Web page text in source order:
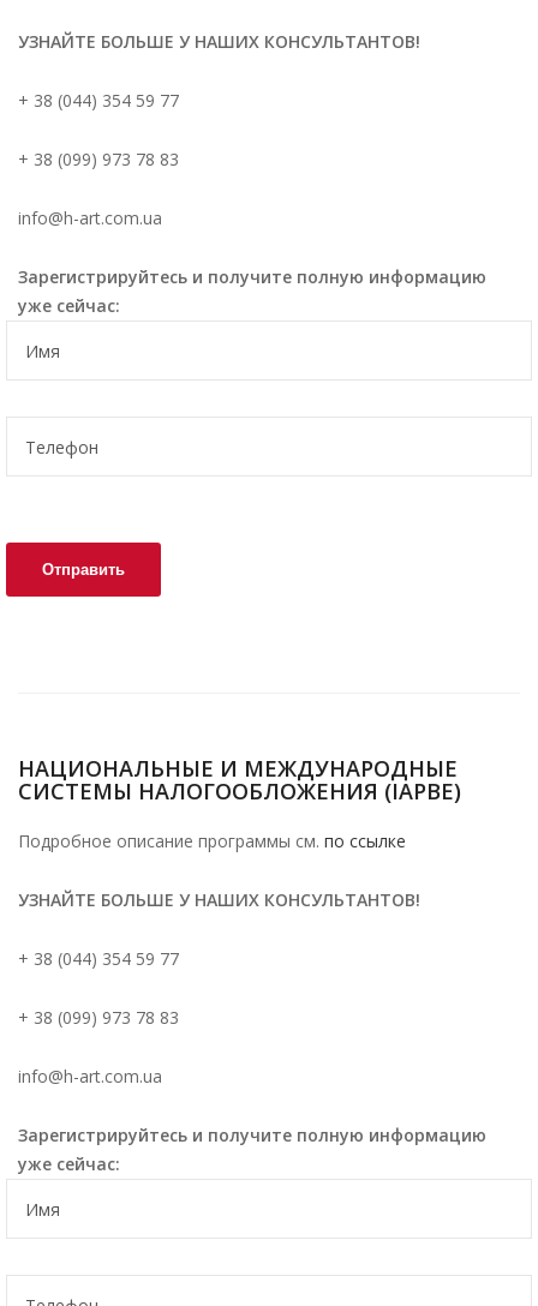
УЗНАЙТЕ БОЛЬШЕ У НАШИХ КОНСУЛЬТАНТОВ!
+ 38 (044) 354 59 77
+ 38 (099) 973 78 83
info@h-art.com.ua
Зарегистрируйтесь и получите полную информацию
уже сейчас:
НАЦИОНАЛЬНЫЕ И МЕЖДУНАРОДНЫЕ
СИСТЕМЫ НАЛОГООБЛОЖЕНИЯ (IAPBE)
Подробное описание программы см. по ссылке
УЗНАЙТЕ БОЛЬШЕ У НАШИХ КОНСУЛЬТАНТОВ!
+ 38 (044) 354 59 77
+ 38 (099) 973 78 83
info@h-art.com.ua
Зарегистрируйтесь и получите полную информацию
уже сейчас: